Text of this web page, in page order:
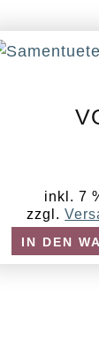
inkl. 7
zzgl.
IN DEN